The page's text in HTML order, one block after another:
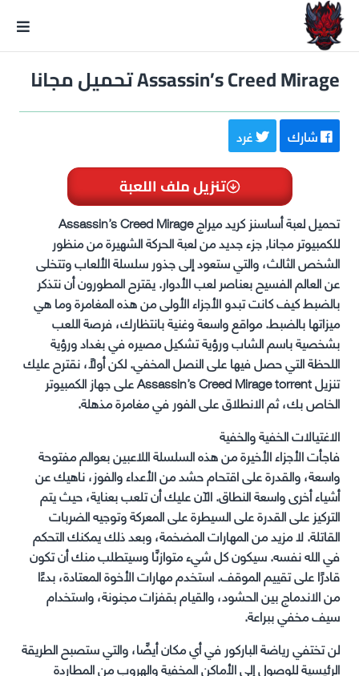
Assassin’s Creed Mirage تحميل مجانا
شارك غرد
تنزيل ملف اللعبة
تحميل لعبة أساسنز كريد ميراج Assassin’s Creed Mirage
للكمبيوتر مجانا, جزء جديد من لعبة الحركة الشهيرة من منظور
الشخص الثالث، والتي ستعود إلى جذور سلسلة الألعاب وتتخلى
عن العالم الفسيح بعناصر لعب الأدوار. يقترح المطورون أن نتذكر
بالضبط كيف كانت تبدو الأجزاء الأولى من هذه المغامرة وما هي
ميزاتها بالضبط. مواقع واسعة وغنية بانتظارك، فرصة اللعب
بشخصية باسم الشاب ورؤية تشكيل مصيره في بغداد ورؤية
اللحظة التي حصل فيها على النصل المخفي. لكن أولاً، نقترح عليك
تنزيل Assassin’s Creed Mirage torrent على جهاز الكمبيوتر
الخاص بك، ثم الانطلاق على الفور في مغامرة مذهلة.
الاغتيالات الخفية والخفية
فاجأت الأجزاء الأخيرة من هذه السلسلة اللاعبين بعوالم مفتوحة
واسعة، والقدرة على اقتحام حشد من الأعداء والفوز، ناهيك عن
أشياء أخرى واسعة النطاق. الآن عليك أن تلعب بعناية، حيث يتم
التركيز على القدرة على السيطرة على المعركة وتوجيه الضربات
القاتلة. لا مزيد من المهارات المضخمة، وبعد ذلك يمكنك التحكم
في الله نفسه. سيكون كل شيء متوازنًا وسيتطلب منك أن تكون
قادرًا على تقييم الموقف. استخدم مهارات الأخوة المعتادة، بدءًا
من الاندماج بين الحشود، والقيام بقفزات مجنونة، واستخدام
سيف مخفي ببراعة.
لن تختفي رياضة الباركور في أي مكان أيضًا، والتي ستصبح الطريقة
الرئيسية للوصول إلى الأماكن المخفية والهروب من المطاردة